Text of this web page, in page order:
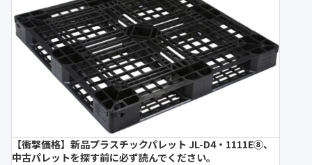
【衝撃価格】新品プラスチックパレット JL-D4・1111E⑧、
中古パレットを探す前に必ず読んでください。